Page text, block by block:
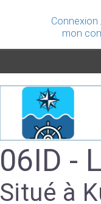
Connexion
mon
06ID -
Situé à